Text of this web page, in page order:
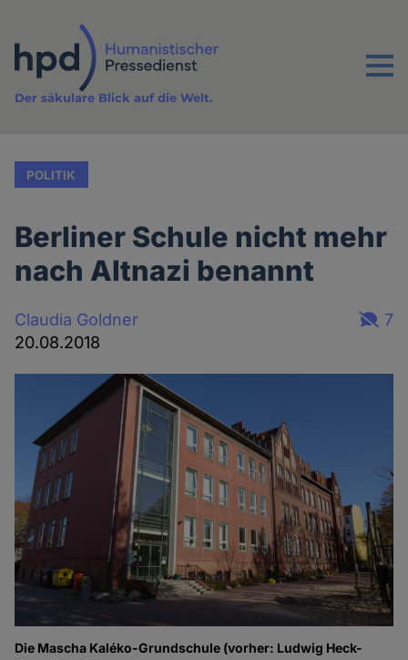
Inhalt
Menu
Der säkulare Blick auf die Welt.
POLITIK
Berliner Schule nicht mehr
nach Altnazi benannt
Claudia Goldner
20.08.2018
7
Die Mascha Kaléko-Grundschule (vorher: Ludwig Heck-